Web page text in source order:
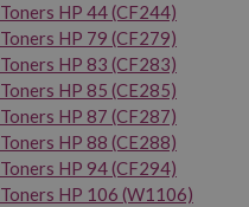
Toners HP 44 (CF244)
Toners HP 79 (CF279)
Toners HP 83 (CF283)
Toners HP 85 (CE285)
Toners HP 87 (CF287)
Toners HP 88 (CE288)
Toners HP 94 (CF294)
Toners HP 106 (W1106)